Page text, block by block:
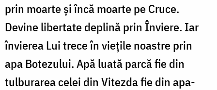
prin moarte și încă moarte pe Cruce.
Devine libertate deplină prin Înviere. Iar
învierea Lui trece în viețile noastre prin
apa Botezului. Apă luată parcă fie din
tulburarea celei din Vitezda fie din apa-